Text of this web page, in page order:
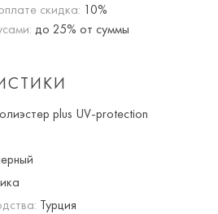
скидка: 10%
до 25% от суммы
plus UV-protection
Турция